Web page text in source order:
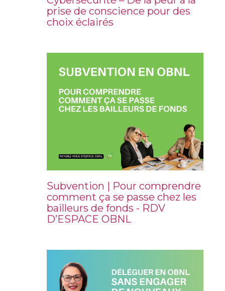
prise de conscience pour des
choix éclairés
Subvention | Pour comprendre
comment ça se passe chez les
bailleurs de fonds - RDV
D’ESPACE OBNL